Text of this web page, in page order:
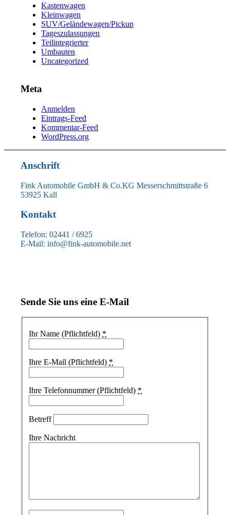
Kastenwagen
Kleinwagen
SUV/Geländewagen/Pickup
Tageszulassungen
Teilintegrierter
Umbauten
Uncategorized
Meta
Anmelden
Eintrags-Feed
Kommentar-Feed
WordPress.org
Anschrift
Fink Automobile GmbH & Co.KG Messerschmittstraße 6
53925 Kall
Kontakt
Telefon: 02441 / 6925
E-Mail: info@fink-automobile.net
Sende Sie uns eine E-Mail
Ihr Name (Pflichtfeld) *
Ihre E-Mail (Pflichtfeld) *
Ihre Telefonnummer (Pflichtfeld) *
Betreff
Ihre Nachricht